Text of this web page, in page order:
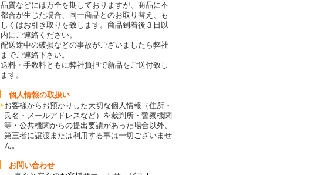
品質などには万全を期しておりますが、商品に不
都合が生じた場合、同一商品とのお取り替え、も
しくはお引き取りを致します。商品到着後３日以
内にご連絡ください。
配送途中の破損などの事故がございましたら弊社
までご連絡下さい。
送料・手数料ともに弊社負担で新品をご送付致し
ます。
個人情報の取扱い
お客様からお預かりした大切な個人情報（住所・
氏名・メールアドレスなど）を裁判所・警察機関
等・公共機関からの提出要請があった場合以外、
第三者に譲渡または利用する事は一切ございませ
ん。
お問い合わせ